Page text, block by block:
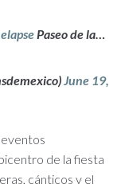
Paseo de la…
June 19,
de la fiesta
cánticos y el